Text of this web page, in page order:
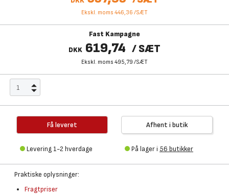
Ekskl. moms 446,36 /SÆT
Fast Kampagne
DKK 619,74 /SÆT
Ekskl. moms 495,79 /SÆT
Få leveret
Levering 1-2 hverdage
Afhent i butik
På lager i 56 butikker
Praktiske oplysninger:
Fragtpriser